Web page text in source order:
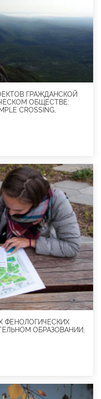
ГРАЖДАНСКОЙ
ОБЩЕСТВЕ:
CROSSING,
ФЕНОЛОГИЧЕСКИХ
ОБРАЗОВАНИИ,